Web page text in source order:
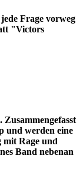
Frage vorweg
"Victors
und werden eine
Rage und
Band nebenan